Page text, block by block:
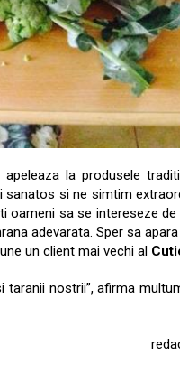
la produsele
si ne simtim
oameni sa se intereseze de
adevarata. Sper sa
un client mai vechi al
nostrii”, afirma